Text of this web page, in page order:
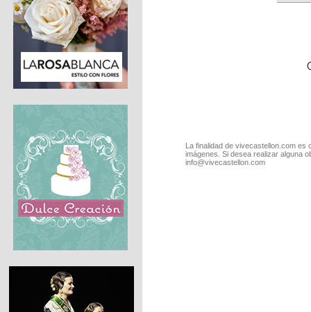
La finalidad de vivecastellon.com
imágenes. Si desea realizar alguna
info@vivecastellon.com